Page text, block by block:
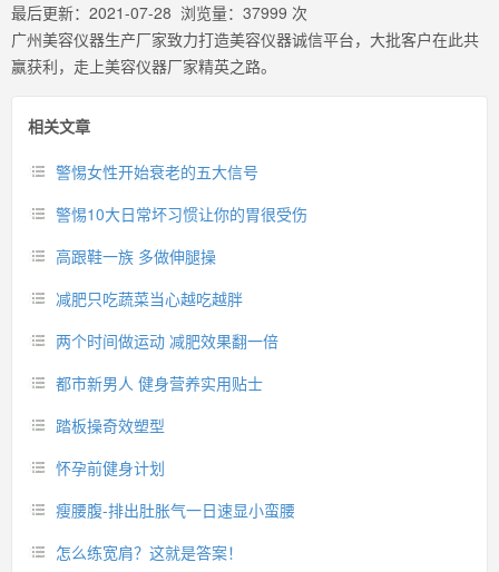
最后更新： 2021-07-28 浏览量： 37999 次
广州美容仪器生产厂家致力打造美容仪器诚信平台，大批客户在此共
赢获利，走上美容仪器厂家精英之路。
相关文章
警惕女性开始衰老的五大信号
警惕10大日常坏习惯让你的胃很受伤
高跟鞋一族 多做伸腿操
减肥只吃蔬菜当心越吃越胖
两个时间做运动 减肥效果翻一倍
都市新男人 健身营养实用贴士
踏板操奇效塑型
怀孕前健身计划
瘦腰腹-排出肚胀气一日速显小蛮腰
怎么练宽肩？这就是答案！